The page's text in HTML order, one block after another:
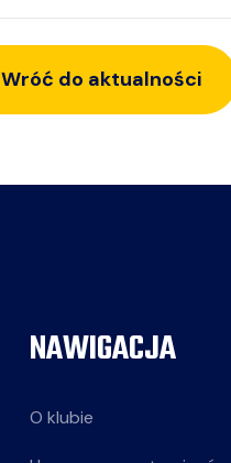
Wróć do aktualności
NAWIGACJA
O klubie